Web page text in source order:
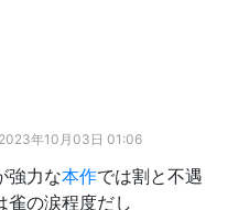
2023年10月03日 01:06
強力な本作では割と不遇
雀の涙程度だし